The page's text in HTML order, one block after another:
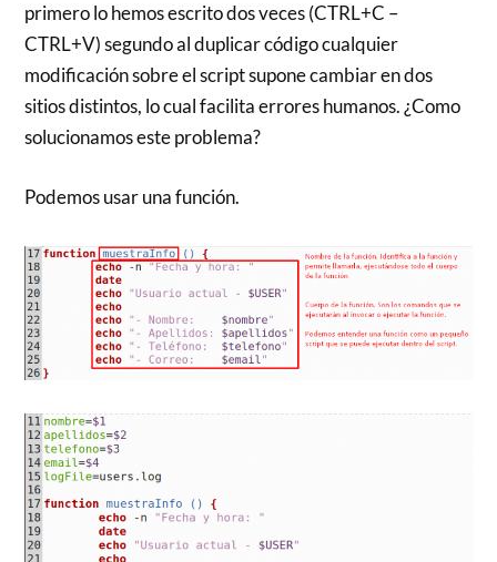
primero lo hemos escrito dos veces (CTRL+C –
CTRL+V) segundo al duplicar código cualquier
modificación sobre el script supone cambiar en dos
sitios distintos, lo cual facilita errores humanos. ¿Como
solucionamos este problema?
Podemos usar una función.